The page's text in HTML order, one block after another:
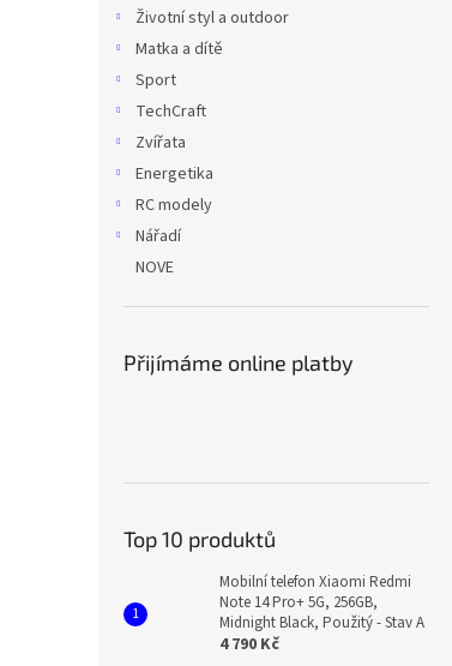
Životní styl a outdoor
Matka a dítě
Sport
TechCraft
Zvířata
Energetika
RC modely
Nářadí
NOVE
Přijímáme online platby
Top 10 produktů
Mobilní telefon Xiaomi Redmi
Note 14 Pro+ 5G, 256GB,
Midnight Black, Použitý - Stav A
4 790 Kč